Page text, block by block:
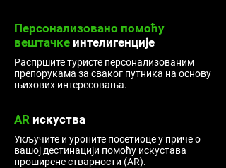
Персонализовано помоћу
вештачке интелигенције
Распршите туристе персонализованим
препорукама за сваког путника на основу
њихових интересовања.
AR искуства
Укључите и уроните посетиоце у приче о
вашој дестинацији помоћу искустава
проширене стварности (AR).